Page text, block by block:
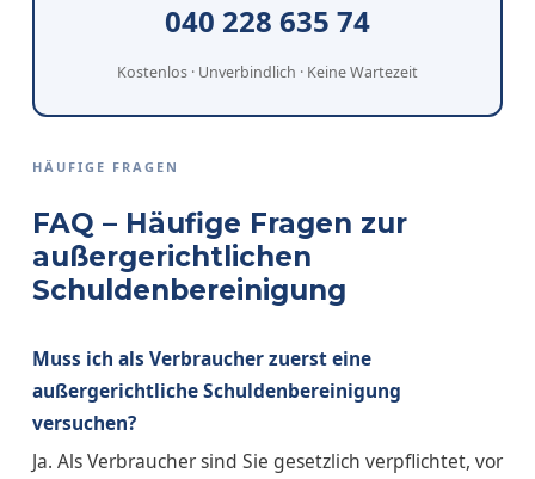
040 228 635 74
Kostenlos · Unverbindlich · Keine Wartezeit
HÄUFIGE FRAGEN
FAQ – Häufige Fragen zur
außergerichtlichen
Schuldenbereinigung
Muss ich als Verbraucher zuerst eine
außergerichtliche Schuldenbereinigung
versuchen?
Ja. Als Verbraucher sind Sie gesetzlich verpflichtet, vor